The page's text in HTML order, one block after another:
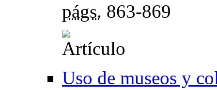
págs. 863-869
Uso de museos y